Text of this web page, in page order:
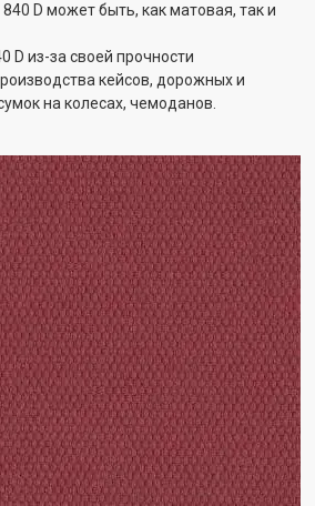
D может быть, как матовая, так и
D из-за своей прочности
кейсов, дорожных и
на колесах, чемоданов.